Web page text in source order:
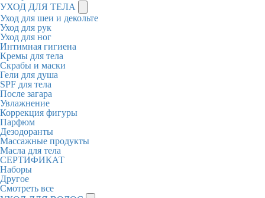
УХОД ДЛЯ ТЕЛА
Уход для шеи и декольте
Уход для рук
Уход для ног
Интимная гигиена
Кремы для тела
Скрабы и маски
Гели для душа
SPF для тела
После загара
Увлажнение
Коррекция фигуры
Парфюм
Дезодоранты
Массажные продукты
Масла для тела
СЕРТИФИКАТ
Наборы
Другое
Смотреть все